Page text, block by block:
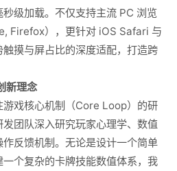
级加载。不仅支持主流 PC 浏览
Firefox），更针对 iOS Safari 与
摸与屏占比的深度适配，打造跨
新理念
游戏核心机制（Core Loop）的研
团队深入研究玩家心理学、数值
反馈机制。无论是设计一个简单
个复杂的卡牌技能数值体系，我